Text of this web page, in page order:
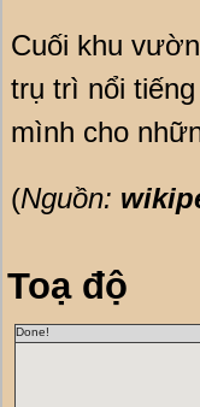
Cuối khu
trụ trì nổi
mình cho
(Nguồn:
Toạ độ
Done!